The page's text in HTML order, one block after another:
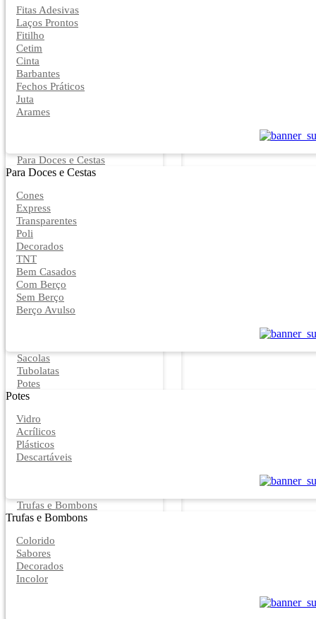
Fitas Adesivas
Laços Prontos
Fitilho
Cetim
Cinta
Barbantes
Fechos Práticos
Juta
Arames
Para Doces e Cestas
Para Doces e Cestas
Cones
Express
Transparentes
Poli
Decorados
TNT
Bem Casados
Com Berço
Sem Berço
Berço Avulso
Sacolas
Tubolatas
Potes
Potes
Vidro
Acrílicos
Plásticos
Descartáveis
Trufas e Bombons
Trufas e Bombons
Colorido
Sabores
Decorados
Incolor